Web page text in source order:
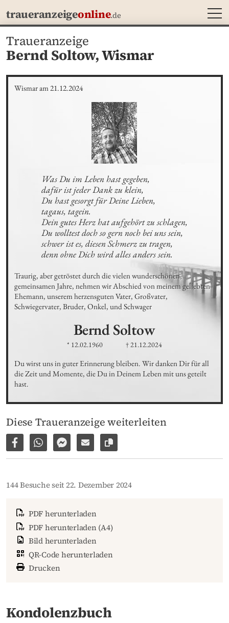
traueranzeigeonline.de
Traueranzeige
Bernd Soltow,Wismar
Wismar am 21.12.2024
Was Du im Leben hast gegeben,
dafür ist jeder Dank zu klein,
Du hast gesorgt für Deine Lieben,
tagaus, tagein.
Dein gutes Herz hat aufgehört zu schlagen,
Du wolltest doch so gern noch bei uns sein,
schwer ist es, diesen Schmerz zu tragen,
denn ohne Dich wird alles anders sein.
Traurig, aber getröstet durch die vielen wunderschönen,
gemeinsamen Jahre, nehmen wir Abschied von meinem geliebten
Ehemann, unserem herzensguten Vater, Großvater,
Schwiegervater, Bruder, Onkel, und Schwager
BerndSoltow
* 12.02.1960 † 21.12.2024
Du wirst uns in guter Erinnerung bleiben. Wir danken Dir für all
die Zeit und Momente, die Du in Deinem Leben mit uns geteilt
hast.
Diese Traueranzeige weiterleiten
Auf Facebook teilen
Per WhatsApp weiterleiten
Per Facebook Messenger weiterleiten
Per E-Mail versenden
Link zur Seite kopieren
144 Besuche seit 22. Dezember 2024
PDF herunterladen
PDF herunterladen (A4)
Bild herunterladen
QR-Code herunterladen
Drucken
Kondolenzbuch